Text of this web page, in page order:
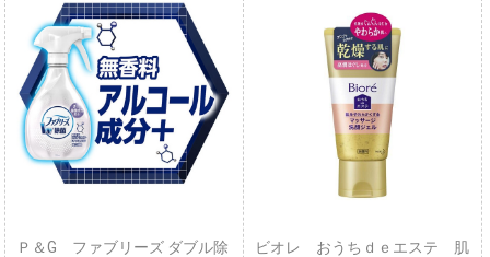
Ｐ＆G ファブリーズ ダブル除
ビオレ おうちｄｅエステ 肌